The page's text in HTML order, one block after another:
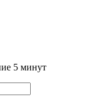
5 минут